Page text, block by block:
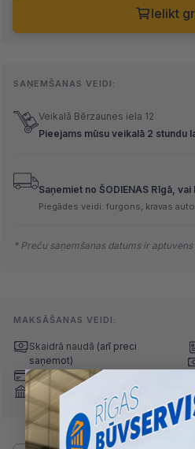
Ielikt
SAŅEMŠANAS VEIDI:
Veikalā Bērzaunes iela 12
Pieejams mūsu veikalā 2 stundu
Saņemiet no ŠODIENAS Rīgā, vai
Piegādes veidi: furgons, kravas
* Preču saņemšanas datums ir
MAKSĀŠANAS VEIDI:
Skaidrā naudā (arī preci
saņemot)
Maksājumu kartes
Internetbankas